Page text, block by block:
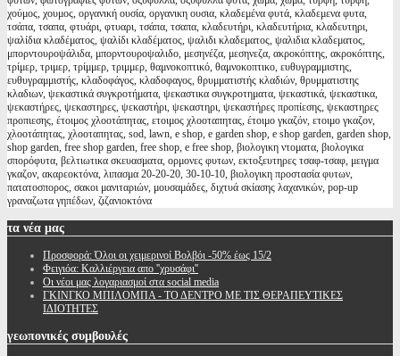
χούμος, χουμος, οργανική ουσία, οργανικη ουσια, κλαδεμένα φυτά, κλαδεμενα φυτα,
τσάπα, τσαπα, φτυάρι, φτυαρι, τσάπα, τσαπα, κλαδευτήρι, κλαδευτήρια, κλαδευτηρι,
ψαλίδια κλαδέματος, ψαλίδι κλαδέματος, ψαλιδι κλαδεματος, ψαλιδια κλαδεματος,
μπορντουροψάλιδα, μπορντουροψαλιδο, μεσηνέζα, μεσηνεζα, ακροκόπτης, ακροκόπτης,
τρίμερ, τριμερ, τρίμμερ, τριμμερ, θαμνοκοπτικό, θαμνοκοπτικο, ευθυγραμμιστης,
ευθυγραμμιστής, κλαδοφάγος, κλαδοφαγος, θρυμματιστής κλαδιών, θρυμματιστης
κλαδιων, ψεκαστικά συγκροτήματα, ψεκαστικα συγκροτηματα, ψεκαστικά, ψεκαστικα,
ψεκαστήρες, ψεκαστηρες, ψεκαστήρι, ψεκαστηρι, ψεκαστήρες προπίεσης, ψεκαστηρες
προπιεσης, έτοιμος χλοοτάπητας, ετοιμος χλοοταπητας, έτοιμο γκαζόν, ετοιμο γκαζον,
χλοοτάπητας, χλοοταπητας, sod, lawn, e shop, e garden shop, e shop garden, garden shop,
shop garden, free shop garden, free shop, e free shop, βιολογικη ντοματα, βιολογικα
σπορόφυτα, βελτιωτικα σκευασματα, ορμονες φυτων, εκτοξευτηρες τσαφ-τσαφ, μειγμα
γκαζον, ακαρεοκτόνα, λιπασμα 20-20-20, 30-10-10, βιολογικη προστασία φυτων,
πατατοσπορος, σακοι μανιταριών, μουσαμάδες, διχτυά σκίασης λαχανικών, pop-up
γραναζωτα γηπέδων, ζιζανιοκτόνα
τα νέα μας
Προσφορά: Όλοι οι χειμερινοί Βολβόι -50% έως 15/2
Φειγιόα: Καλλιέργεια απο ''χρυσάφι''
Oι νέοι μας λογαριασμοί στα social media
ΓΚΙΝΓΚΟ ΜΠΙΛΟΜΠΑ - ΤΟ ΔΕΝΤΡΟ ΜΕ ΤΙΣ ΘΕΡΑΠΕΥΤΙΚΕΣ
ΙΔΙΟΤΗΤΕΣ
γεωπονικές συμβουλές